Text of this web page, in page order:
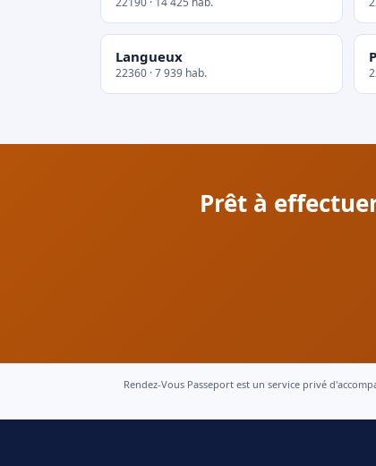
Langueux
22360 · 7 939 hab.
Prêt à
Rendez-Vous Passeport est un service privé